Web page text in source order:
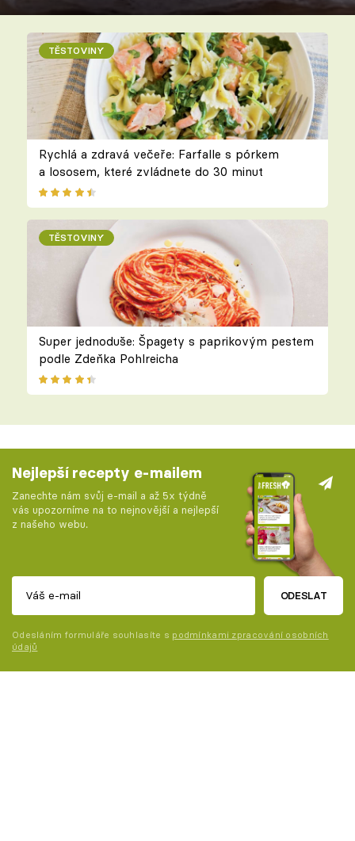
TĚSTOVINY
Rychlá a zdravá večeře: Farfalle s pórkem
a lososem, které zvládnete do 30 minut
TĚSTOVINY
Super jednoduše: Špagety s paprikovým pestem
podle Zdeňka Pohlreicha
Nejlepší recepty e-mailem
Zanechte nám svůj e-mail a až 5x týdně
vás upozorníme na to nejnovější a nejlepší
z našeho webu.
ODESLAT
Odesláním formuláře souhlasíte s podmínkami zpracování osobních
údajů